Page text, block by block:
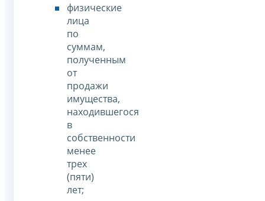
физические
лица
по
суммам,
полученным
от
продажи
имущества,
находившегося
в
собственности
менее
трех
(пяти)
лет;